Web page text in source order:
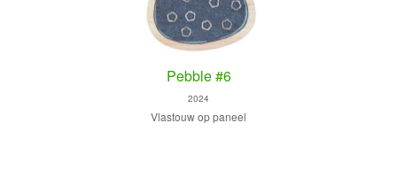
Pebble #6
2024
Vlastouw op paneel